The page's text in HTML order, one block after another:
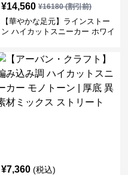
¥14,560 ¥16180(割引前)
【華やかな足元】ラインストー
ン ハイカットスニーカー ホワイ
ボン
¥7,360 (税込)